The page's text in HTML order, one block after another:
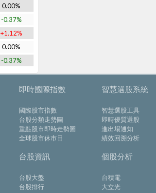
0.00%
-0.37%
+1.12%
0.00%
-0.37%
即時國際指數
國際股市指數
台股分類走勢圖
重點股市即時走勢圖
全球股市休市日
台股資訊
台股大盤
台股排行
智慧選股系統
智慧選股工具
即時優質選股
進出場通知
績效回溯分析
個股分析
台積電
大立光